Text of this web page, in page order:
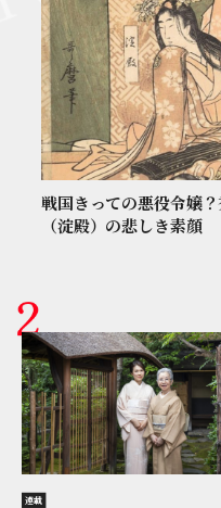
戦国きっての悪役令嬢
（淀殿）の悲しき素顔
連載